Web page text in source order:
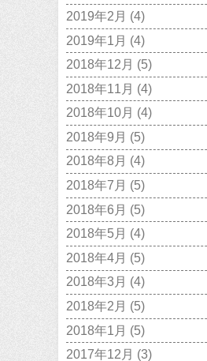
2019年2月 (4)
2019年1月 (4)
2018年12月 (5)
2018年11月 (4)
2018年10月 (4)
2018年9月 (5)
2018年8月 (4)
2018年7月 (5)
2018年6月 (5)
2018年5月 (4)
2018年4月 (5)
2018年3月 (4)
2018年2月 (5)
2018年1月 (5)
2017年12月 (3)